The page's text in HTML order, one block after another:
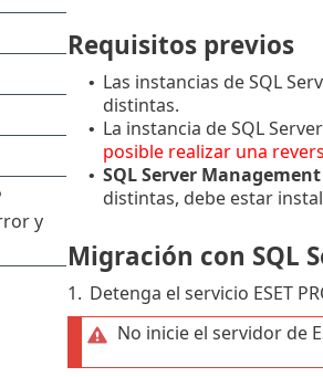
Requisitos previos
• Las instancias de SQL
distintas.
• La instancia de SQL
posible realizar una
• SQL Server
distintas, debe estar
Migración con SQL
1. Detenga el servicio ESET
No inicie el servidor de